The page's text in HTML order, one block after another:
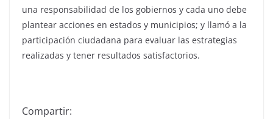
una responsabilidad de los gobiernos y cada uno debe
plantear acciones en estados y municipios; y llamó a la
participación ciudadana para evaluar las estrategias
realizadas y tener resultados satisfactorios.
Compartir: